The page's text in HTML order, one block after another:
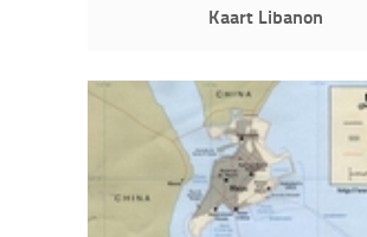
Kaart Libanon